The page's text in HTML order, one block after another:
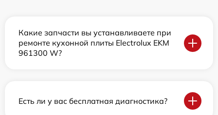
Какие запчасти вы устанавливаете при
ремонте кухонной плиты Electrolux EKM
961300 W?
Есть ли у вас бесплатная диагностика?